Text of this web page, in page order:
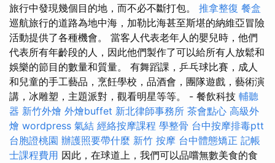
旅行中發現幾個目的地，而不必不斷打包。 推拿整復 餐盒
巡航旅行的道路為地中海，加勒比海甚至斯堪的納維亞冒險
活動提供了各種機會。 當客人代表老年人的嬰兒時，他們
代表所有年齡段的人，因此他們製作了可以給所有人放鬆和
娛樂的節目的數量和質量。 有舞蹈課，乒乓球比賽，成人
和兒童的手工藝品，烹飪學校，品酒會，團隊遊戲，藝術演
講，冰雕塑，主題派對，觀看明星等等。 - 餐飲科技 輔聽
器 新竹外燴 外燴buffet 新北律師事務所 茶會點心 高級外
燴 wordpress 氣結 經絡按摩課程 學整骨 台中按摩排毒ptt
台胞證桃園 辦護照要帶什麼 新竹 按摩 台中體態矯正 記帳
士課程費用 因此，在球道上，我們可以品嚐無數美食的食